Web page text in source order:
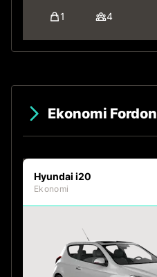
1 4
Ekonomi Fordon
Hyundai i20
Ekonomi